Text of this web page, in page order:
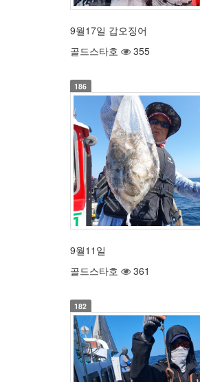
9월17일 갑오징어
골드스타호
355
186
9월11일
골드스타호
361
182